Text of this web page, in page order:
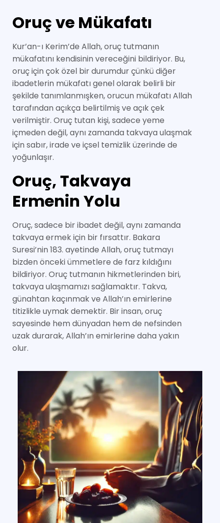
Oruç ve Mükafatı
Kur’an-ı Kerim’de Allah, oruç tutmanın
mükafatını kendisinin vereceğini bildiriyor. Bu,
oruç için çok özel bir durumdur çünkü diğer
ibadetlerin mükafatı genel olarak belirli bir
şekilde tanımlanmışken, orucun mükafatı Allah
tarafından açıkça belirtilmiş ve açık çek
verilmiştir. Oruç tutan kişi, sadece yeme
içmeden değil, aynı zamanda takvaya ulaşmak
için sabır, irade ve içsel temizlik üzerinde de
yoğunlaşır.
Oruç, Takvaya
Ermenin Yolu
Oruç, sadece bir ibadet değil, aynı zamanda
takvaya ermek için bir fırsattır. Bakara
Suresi’nin 183. ayetinde Allah, oruç tutmayı
bizden önceki ümmetlere de farz kıldığını
bildiriyor. Oruç tutmanın hikmetlerinden biri,
takvaya ulaşmamızı sağlamaktır. Takva,
günahtan kaçınmak ve Allah’ın emirlerine
titizlikle uymak demektir. Bir insan, oruç
sayesinde hem dünyadan hem de nefsinden
uzak durarak, Allah’ın emirlerine daha yakın
olur.